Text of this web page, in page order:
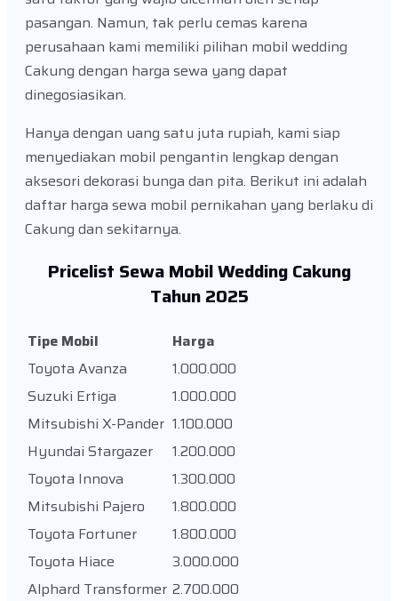
pasangan. Namun, tak perlu cemas karena
perusahaan kami memiliki pilihan mobil wedding
Cakung dengan harga sewa yang dapat
dinegosiasikan.
Hanya dengan uang satu juta rupiah, kami siap
menyediakan mobil pengantin lengkap dengan
aksesori dekorasi bunga dan pita. Berikut ini adalah
daftar harga sewa mobil pernikahan yang berlaku di
Cakung dan sekitarnya.
Pricelist Sewa Mobil Wedding Cakung
Tahun 2025
Tipe Mobil
Harga
Toyota Avanza
1.000.000
Suzuki Ertiga
1.000.000
Mitsubishi X-Pander 1.100.000
Hyundai Stargazer
1.200.000
Toyota Innova
1.300.000
Mitsubishi Pajero
1.800.000
Toyota Fortuner
1.800.000
Toyota Hiace
3.000.000
Alphard Transformer 2.700.000